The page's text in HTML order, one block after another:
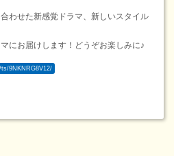
わせた新感覚ドラマ、新しいスタイル
にお届けします！どうぞお楽しみに♪
9NKNRG8V12/